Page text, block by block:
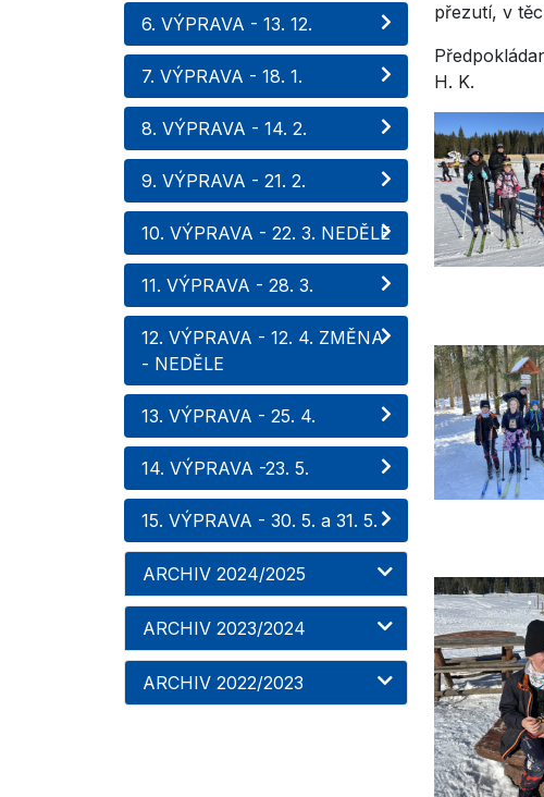
6. VÝPRAVA - 13. 12.
7. VÝPRAVA - 18. 1.
8. VÝPRAVA - 14. 2.
9. VÝPRAVA - 21. 2.
10. VÝPRAVA - 22. 3. NEDĚLE
11. VÝPRAVA - 28. 3.
12. VÝPRAVA - 12. 4. ZMĚNA
- NEDĚLE
13. VÝPRAVA - 25. 4.
14. VÝPRAVA -23. 5.
15. VÝPRAVA - 30. 5. a 31. 5.
ARCHIV 2024/2025
ARCHIV 2023/2024
ARCHIV 2022/2023
přezutí, v
H. K.